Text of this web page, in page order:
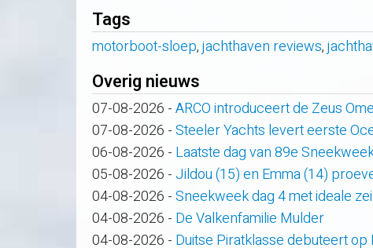
Tags
motorboot-sloep,jachthaven reviews,
Overig nieuws
07-08-2026 -ARCO introduceert de Zeus
07-08-2026 -Steeler Yachts levert eerste
06-08-2026 - Laatste dag van 89e
05-08-2026 -Jildou (15) en Emma (14)
04-08-2026 -Sneekweek dag 4 met ideale
04-08-2026 - De Valkenfamilie Mulder
04-08-2026 - Duitse Piratklasse debuteert